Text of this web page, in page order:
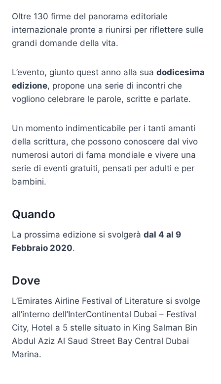
Oltre 130 firme del panorama editoriale
internazionale pronte a riunirsi per riflettere sulle
grandi domande della vita.
L’evento, giunto quest anno alla sua dodicesima
edizione, propone una serie di incontri che
vogliono celebrare le parole, scritte e parlate.
Un momento indimenticabile per i tanti amanti
della scrittura, che possono conoscere dal vivo
numerosi autori di fama mondiale e vivere una
serie di eventi gratuiti, pensati per adulti e per
bambini.
Quando
La prossima edizione si svolgerà dal 4 al 9
Febbraio 2020.
Dove
L’Emirates Airline Festival of Literature si svolge
all’interno dell’InterContinental Dubai – Festival
City, Hotel a 5 stelle situato in King Salman Bin
Abdul Aziz Al Saud Street Bay Central Dubai
Marina.